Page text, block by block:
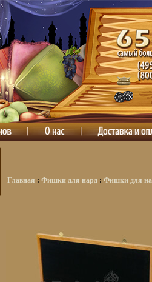
Главная : Фишки для нард : Фишки для